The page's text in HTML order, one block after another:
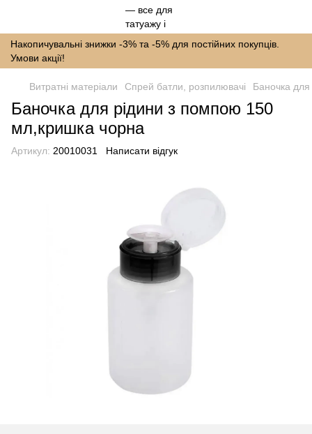
Накопичувальні знижки -3% та -5% для постійних покупців.
Умови акції!
Витратні матеріали Спрей батли, розпилювачі Баночка
Баночка для рідини з помпою 150
мл,кришка чорна
Артикул: 20010031 Написати відгук